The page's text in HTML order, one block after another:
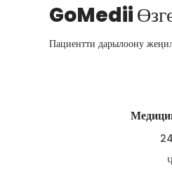
GoMedii
Пациентти дарылоону